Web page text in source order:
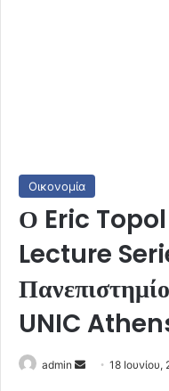
Οικονομία
Ο Eric Topol
Lecture
UNIC
admin
Send18 Ιουνίου,